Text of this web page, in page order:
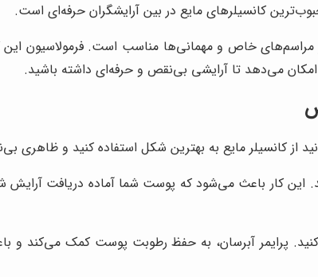
کانسیلرهای مایع در بین آرایشگران حرفه‌ای است.
مراسم‌های خاص و مهمانی‌ها مناسب است. فرمولاسیون این
می‌دهد تا آرایشی بی‌نقص و حرفه‌ای داشته باشید.
از کانسیلر مایع به بهترین شکل استفاده کنید و
این کار باعث می‌شود که پوست شما آماده دریافت
کنید. پرایمر آبرسان، به حفظ رطوبت پوست کمک می‌کند